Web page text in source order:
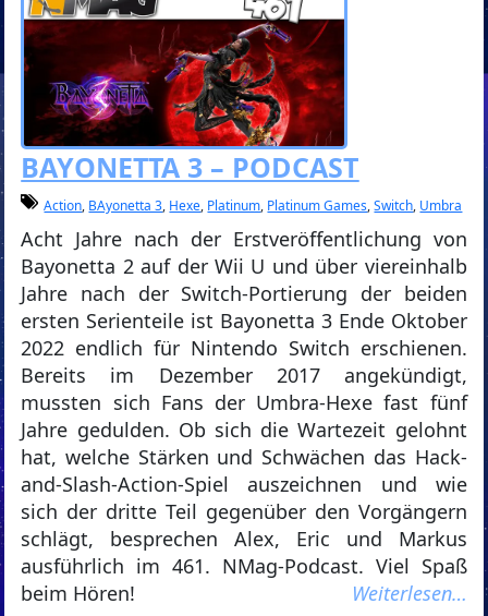
BAYONETTA 3 – PODCAST
Action, BAyonetta 3, Hexe, Platinum, Platinum Games,Switch, Umbra
Acht Jahre nach der Erstveröffentlichung von
Bayonetta 2 auf der Wii U und über viereinhalb
Jahre nach der Switch-Portierung der beiden
ersten Serienteile ist Bayonetta 3 Ende Oktober
2022 endlich für Nintendo Switch erschienen.
Bereits im Dezember 2017 angekündigt,
mussten sich Fans der Umbra-Hexe fast fünf
Jahre gedulden. Ob sich die Wartezeit gelohnt
hat, welche Stärken und Schwächen das Hack-
and-Slash-Action-Spiel auszeichnen und wie
sich der dritte Teil gegenüber den Vorgängern
schlägt, besprechen Alex, Eric und Markus
ausführlich im 461. NMag-Podcast. Viel Spaß
beim Hören!
Weiterlesen…